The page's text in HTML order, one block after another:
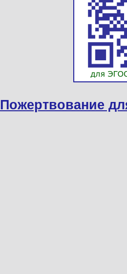
Пожертвование